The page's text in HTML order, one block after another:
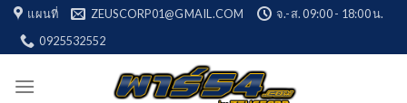
Skip
content
แผนที่ ZEUSCORP01@GMAIL.COM
จ.-ส. 09:00 - 18:00 น.
0925532552